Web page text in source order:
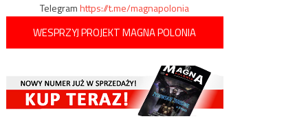
Telegramhttps://t.me/magnapolonia
WESPRZYJ PROJEKT MAGNA POLONIA